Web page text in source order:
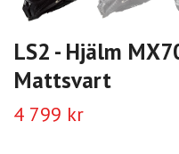
LS2 - Hjälm
Mattsvart
4 799 kr